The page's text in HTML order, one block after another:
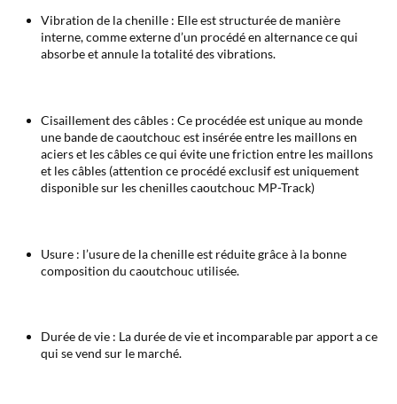
Vibration de la chenille : Elle est structurée de manière
interne, comme externe d’un procédé en alternance ce qui
absorbe et annule la totalité des vibrations.
Cisaillement des câbles : Ce procédée est unique au monde
une bande de caoutchouc est insérée entre les maillons en
aciers et les câbles ce qui évite une friction entre les maillons
et les câbles (attention ce procédé exclusif est uniquement
disponible sur les chenilles caoutchouc MP-Track)
Usure : l’usure de la chenille est réduite grâce à la bonne
composition du caoutchouc utilisée.
Durée de vie : La durée de vie et incomparable par apport a ce
qui se vend sur le marché.